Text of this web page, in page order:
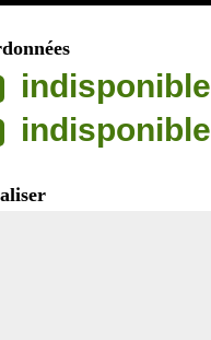
indisponible
indisponible